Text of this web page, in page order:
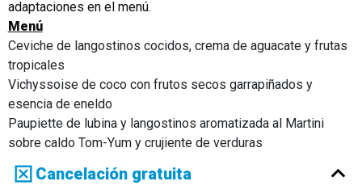
adaptaciones en el menú.
Menú
Ceviche de langostinos cocidos, crema de aguacate y frutas
tropicales
Vichyssoise de coco con frutos secos garrapiñados y
esencia de eneldo
Paupiette de lubina y langostinos aromatizada al Martini
sobre caldo Tom-Yum y crujiente de verduras
Costillas de ternera, puré de zanahoria a baja temperatura,
chutney de mango y piña tostada y salsa BBQ casera
Cancelación gratuita